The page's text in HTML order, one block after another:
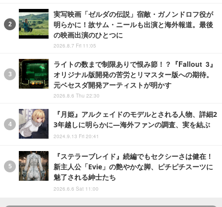
実写映画「ゼルダの伝説」宿敵・ガノンドロフ役が
明らかに！故サム・ニールも出演と海外報道。最後
の映画出演のひとつに
2026.8.7 Fri 11:05
ライトの数まで制限ありで恨み節！？『Fallout 3』
オリジナル版開発の苦労とリマスター版への期待。
元ベセスダ開発アーティストが明かす
2026.8.6 Thu 22:30
『月姫』アルクェイドのモデルとされる人物、詳細2
3年越しに明らかに―海外ファンの調査、実を結ぶ
2024.9.13 Fri 20:41
『ステラーブレイド』続編でもセクシーさは健在！
新主人公「Evie」の艶やかな脚、ピチピチスーツに
魅了される紳士たち
2026.6.6 Sat 11:00